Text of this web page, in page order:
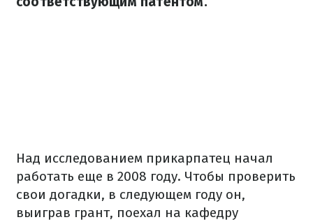
Над исследованием прикарпатец начал
работать еще в 2008 году. Чтобы проверить
свои догадки, в следующем году он,
выиграв грант, поехал на кафедру